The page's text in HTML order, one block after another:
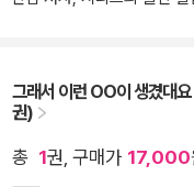
그래서 이런 OO이 생겼대
권)
총 1권, 구매가 17,000